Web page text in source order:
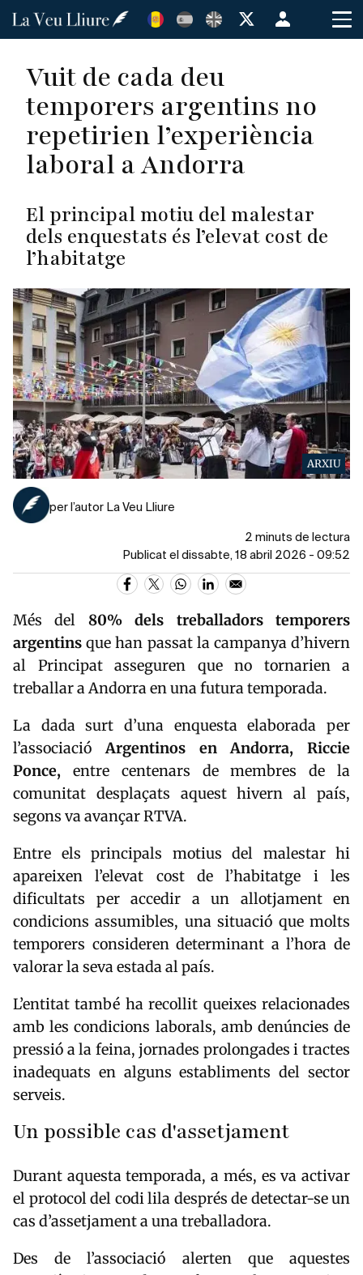
Vés
Menú
de
usuario
Vuit de cada deu
temporers argentins no
repetirien l’experiència
laboral a Andorra
El principal motiu del malestar
dels enquestats és l’elevat cost de
l’habitatge
ARXIU
per l’autor La Veu Lliure
2 minuts de lectura
Publicat el dissabte, 18 abril 2026 - 09:52
Més del 80% dels treballadors temporers
argentins que han passat la campanya d’hivern
al Principat asseguren que no tornarien a
treballar a Andorra en una futura temporada.
La dada surt d’una enquesta elaborada per
l’associacióArgentinos en Andorra, Riccie
Ponce, entre centenars de membres de la
comunitat desplaçats aquest hivern al país,
segons va avançarRTVA.
Entre els principals motius del malestar hi
apareixen l’elevat cost de l’habitatge i les
dificultats per accedir a un allotjament en
condicions assumibles, una situació que molts
temporers consideren determinant a l’hora de
valorar la seva estada al país.
L’entitat també ha recollit queixes relacionades
amb les condicions laborals, amb denúncies de
pressió a la feina, jornades prolongades i tractes
inadequats en alguns establiments del sector
serveis.
Un possible cas d'assetjament
Durant aquesta temporada, a més, es va activar
el protocol del codi lila després de detectar-se un
cas d’assetjament a una treballadora.
Des de l’associació alerten que aquestes